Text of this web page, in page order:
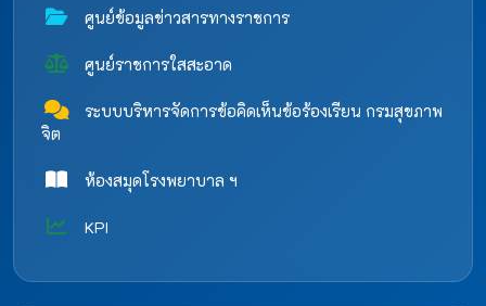
ศูนย์ข้อมูลข่าวสารทางราชการ
ศูนย์ราชการใสสะอาด
ระบบบริหารจัดการข้อคิดเห็นข้อร้องเรียน กรมสุขภาพ
จิต
ห้องสมุดโรงพยาบาล ฯ
KPI